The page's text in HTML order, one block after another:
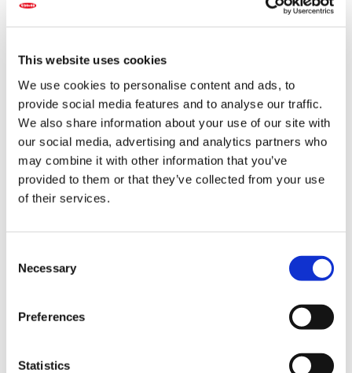
This website uses cookies
We use cookies to personalise content and ads, to
provide social media features and to analyse our traffic.
We also share information about your use of our site with
our social media, advertising and analytics partners who
may combine it with other information that you’ve
provided to them or that they’ve collected from your use
of their services.
Selection
Necessary
Preferences
Statistics
【ハクサイ】結球しません。外葉をひもで縛る
外葉をひもで縛っても結球しません。 結球しないのは、結球期
までの苗の葉枚...
【ハクサイ】外葉に白い斑点が広がっていく病
気の対策を教えてください。
白斑病と考えられます。 ＜対策＞ ・畑の排水をよくします。...
食べられて、芯どまりになっていま...
■虫の種類 ・ハイマダラノメイガ（ダイコンシンクイムシ）の幼
虫 ...
【ハクサイ】葉の縁や収穫物を切った中が褐色
になるチップバーン、あんこと呼ば...
剰でカルシ...